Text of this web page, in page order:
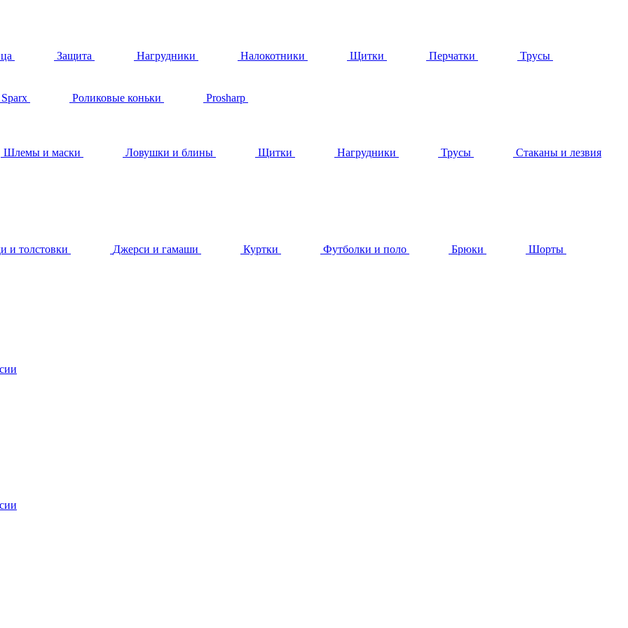
Защита Нагрудники Налокотники Щитки Перчатки Трусы
Sparx Роликовые коньки Prosharp
Шлемы и маски Ловушки и блины Щитки Нагрудники Трусы Стаканы и лезвия
и толстовки Джерси и гамаши Куртки Футболки и поло Брюки Шорты